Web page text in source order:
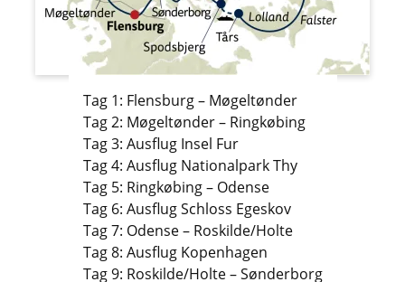
Tag 1: Flensburg – Møgeltønder
Tag 2: Møgeltønder – Ringkøbing
Tag 3: Ausflug Insel Fur
Tag 4: Ausflug Nationalpark Thy
Tag 5: Ringkøbing – Odense
Tag 6: Ausflug Schloss Egeskov
Tag 7: Odense – Roskilde/Holte
Tag 8: Ausflug Kopenhagen
Tag 9: Roskilde/Holte – Sønderborg